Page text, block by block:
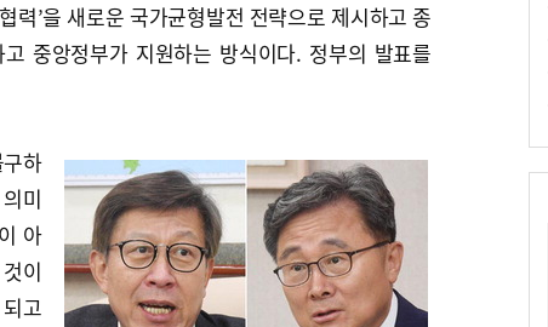
력’을 새로운 국가균형발전 전략으로 제시하고 종
중앙정부가 지원하는 방식이다. 정부의 발표를
하
미
아
이
고